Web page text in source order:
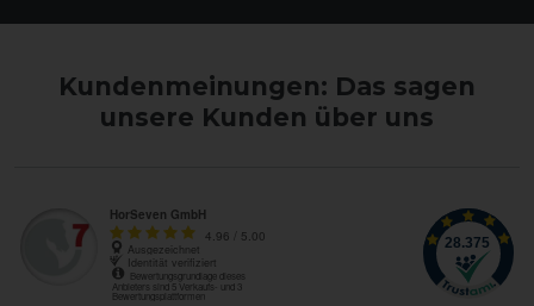
Kundenmeinungen: Das sagen
unsere Kunden über uns